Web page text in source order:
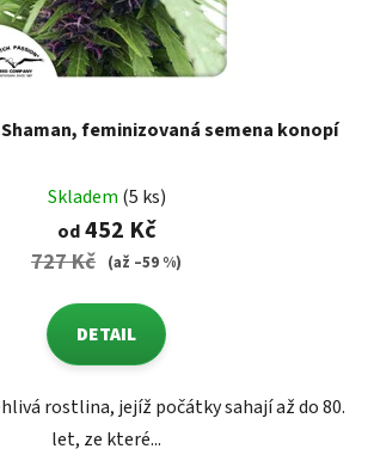
feminizovaná semena konopí
Skladem (5 ks)
od452 Kč
727 Kč (až –59 %)
DETAIL
rostlina, jejíž počátky sahají až do 80.
let, ze které...